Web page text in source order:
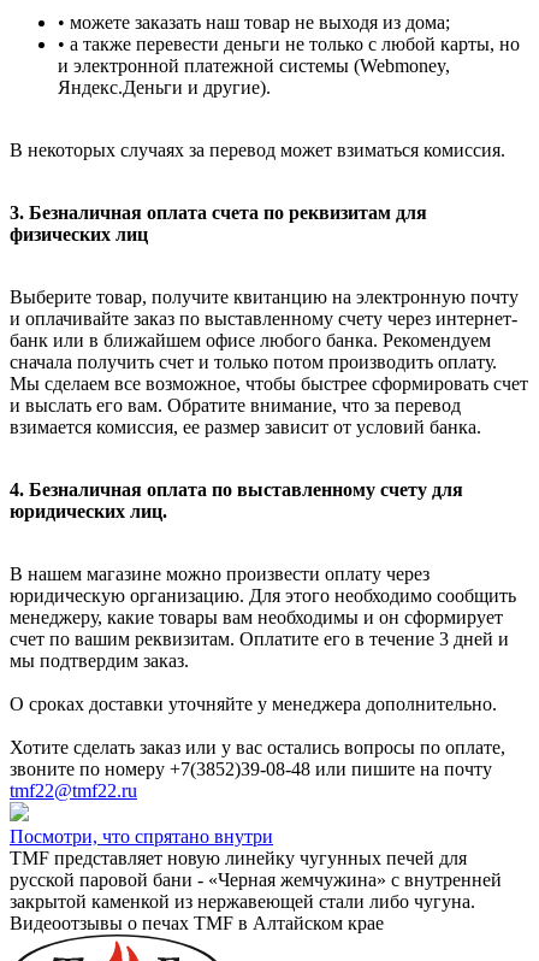
• можете заказать наш товар не выходя из дома;
• а также перевести деньги не только с любой карты, но
и электронной платежной системы (Webmoney,
Яндекс.Деньги и другие).
В некоторых случаях за перевод может взиматься комиссия.
3. Безналичная оплата счета по реквизитам для
физических лиц
Выберите товар, получите квитанцию на электронную почту
и оплачивайте заказ по выставленному счету через интернет-
банк или в ближайшем офисе любого банка. Рекомендуем
сначала получить счет и только потом производить оплату.
Мы сделаем все возможное, чтобы быстрее сформировать счет
и выслать его вам. Обратите внимание, что за перевод
взимается комиссия, ее размер зависит от условий банка.
4. Безналичная оплата по выставленному счету для
юридических лиц.
В нашем магазине можно произвести оплату через
юридическую организацию. Для этого необходимо сообщить
менеджеру, какие товары вам необходимы и он сформирует
счет по вашим реквизитам. Оплатите его в течение 3 дней и
мы подтвердим заказ.
О сроках доставки уточняйте у менеджера дополнительно.
Хотите сделать заказ или у вас остались вопросы по оплате,
звоните по номеру +7(3852)39-08-48 или пишите на почту
tmf22@tmf22.ru
Посмотри, что спрятано внутри
TMF представляет новую линейку чугунных печей для
русской паровой бани - «Черная жемчужина» с внутренней
закрытой каменкой из нержавеющей стали либо чугуна.
Видеоотзывы о печах TMF в Алтайском крае